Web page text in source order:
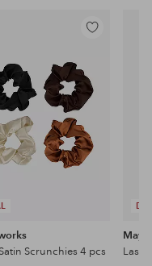
Lisää
Scrunchies 4 pcs